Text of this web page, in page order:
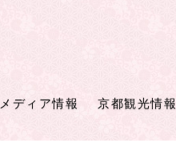
メディア情報 京都観光情報